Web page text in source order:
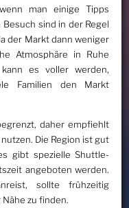
man einige Tipps
sind in der Regel
der Markt dann weniger
Atmosphäre in Ruhe
es voller werden,
Familien den Markt
daher empfiehlt
Die Region ist gut
gibt spezielle Shuttle-
angeboten werden.
sollte frühzeitig
zu finden.